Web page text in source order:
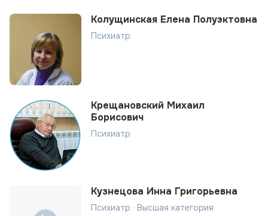
Колущинская Елена Полуэктовна
Психиатр
Крещановский Михаил
Борисович
Психиатр
Кузнецова Инна Григорьевна
Психиатр · Высшая категория